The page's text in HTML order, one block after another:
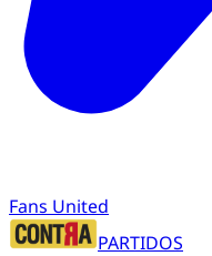
Fans United
PARTIDOS